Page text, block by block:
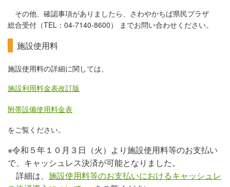
その他、確認事項がありましたら、さわやかちば県民プラザ
総合受付（TEL：04-7140-8600） までお問い合わせください。
施設使用料
施設使用料の詳細に関しては、
施設利用料金表改訂版
附帯設備使用料金表
をご覧ください。
※令和５年１０月３日（火）より施設使用料等のお支払い
で、キャッシュレス決済が可能となりました。
詳細は、 施設使用料等のお支払いにおけるキャッシュレ